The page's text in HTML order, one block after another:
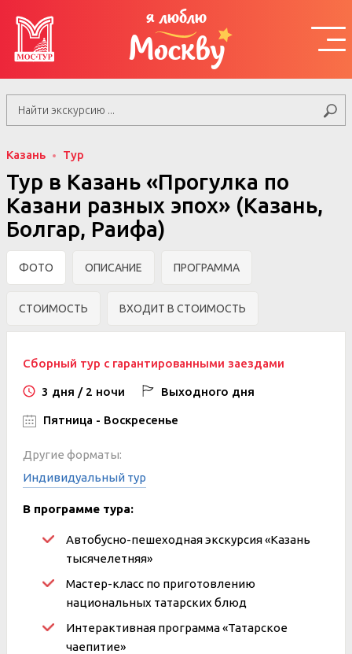
я люблю
Москву
Казань Тур
Тур в Казань «Прогулка по
Казани разных эпох» (Казань,
Болгар, Раифа)
ФОТО ОПИСАНИЕ ПРОГРАММА
СТОИМОСТЬ ВХОДИТ В СТОИМОСТЬ
Сборный тур с гарантированными заездами
3 дня / 2 ночи Выходного дня
Пятница - Воскресенье
Другие форматы:
Индивидуальный тур
В программе тура:
Автобусно-пешеходная экскурсия «Казань
тысячелетняя»
Мастер-класс по приготовлению
национальных татарских блюд
Интерактивная программа «Татарское
чаепитие»